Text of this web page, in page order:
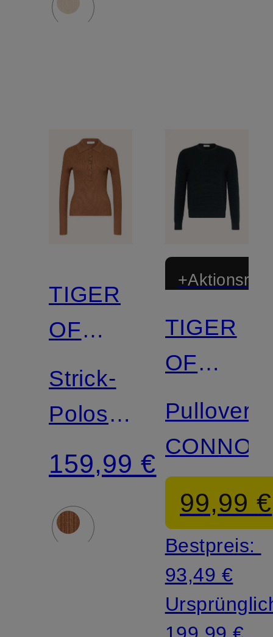
TIGER
OF
SWEDEN
Strick-
Poloshirt
ISLA
159,99 €
TIGER
OF
SWEDEN
Pullover
CONNOR
99,99 €
Bestpreis:
93,49 €